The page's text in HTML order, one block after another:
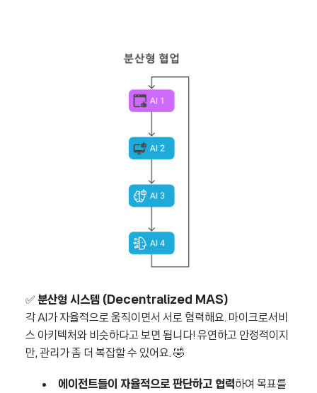
✅ 분산형 시스템 (Decentralized MAS)
각 AI가 자율적으로 움직이면서 서로 협력해요. 마이크로서비
스 아키텍처와 비슷하다고 보면 됩니다! 유연하고 안정적이지
만, 관리가 좀 더 복잡할 수 있어요. 🤣
에이전트들이 자율적으로 판단하고 협력하여 목표를